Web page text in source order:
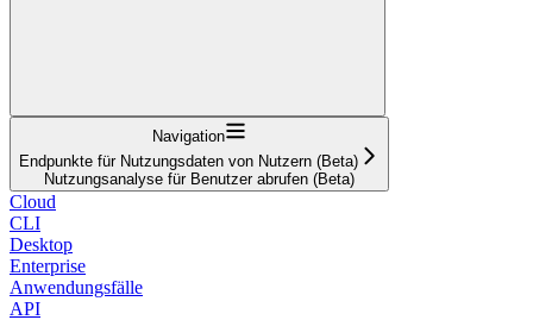
Navigation
Endpunkte für Nutzungsdaten von Nutzern (Beta)
Nutzungsanalyse für Benutzer abrufen (Beta)
Cloud
CLI
Desktop
Enterprise
Anwendungsfälle
API